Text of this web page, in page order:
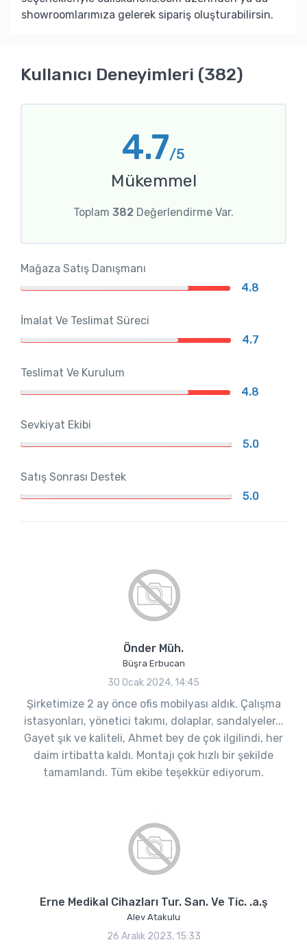
showroomlarımıza gelerek sipariş oluşturabilirsin.
Kullanıcı Deneyimleri (382)
4.7/5
Mükemmel
Toplam 382 Değerlendirme Var.
Mağaza Satış Danışmanı
4.8
İmalat Ve Teslimat Süreci
4.7
Teslimat Ve Kurulum
4.8
Sevkiyat Ekibi
5.0
Satış Sonrası Destek
5.0
Önder Müh.
Büşra Erbucan
30 Ocak 2024, 14:45
Şirketimize 2 ay önce ofis mobilyası aldık. Çalışma
istasyonları, yönetici takımı, dolaplar, sandalyeler...
Gayet şık ve kaliteli, Ahmet bey de çok ilgilindi, her
daim irtibatta kaldı. Montajı çok hızlı bir şekilde
tamamlandı. Tüm ekibe teşekkür ediyorum.
Erne Medikal Cihazları Tur. San. Ve Tic. .a.ş
Alev Atakulu
26 Aralık 2023, 15:33